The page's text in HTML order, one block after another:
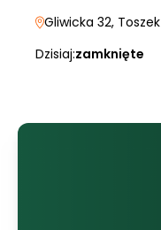
Gliwicka 32, Toszek
Dzisiaj:zamknięte